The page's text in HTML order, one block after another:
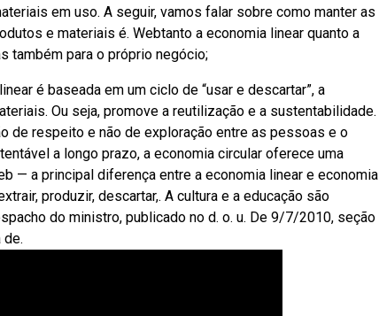
em uso. A seguir, vamos falar sobre como manter as
e materiais é. Webtanto a economia linear quanto a
também para o próprio negócio;
é baseada em um ciclo de “usar e descartar”, a
Ou seja, promove a reutilização e a sustentabilidade.
de respeito e não de exploração entre as pessoas e o
a longo prazo, a economia circular oferece uma
— a principal diferença entre a economia linear e economia
produzir, descartar,. A cultura e a educação são
do ministro, publicado no d. o. u. De 9/7/2010, seção
de.